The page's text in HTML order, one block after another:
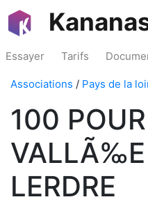
Essayer Tarifs
Associations / Pays de la
100
VALLÃ‰E
LERDRE